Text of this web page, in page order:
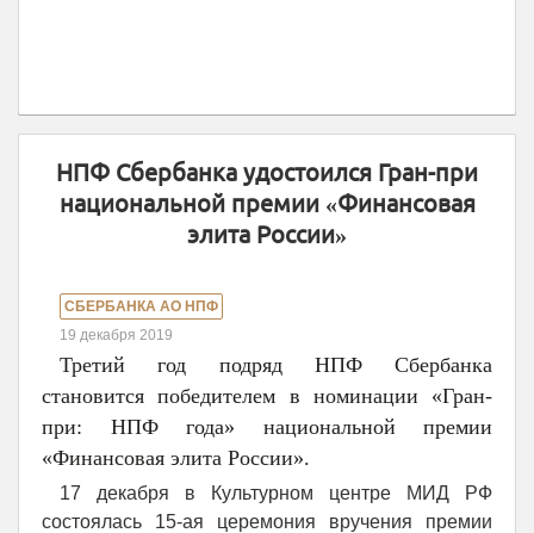
НПФ Сбербанка удостоился Гран-при
национальной премии «Финансовая
элита России»
СБЕРБАНКА АО НПФ
19 декабря 2019
Третий год подряд НПФ Сбербанка
становится победителем в номинации «Гран-
при: НПФ года» национальной премии
«Финансовая элита России».
17 декабря в Культурном центре МИД РФ
состоялась 15-ая церемония вручения премии